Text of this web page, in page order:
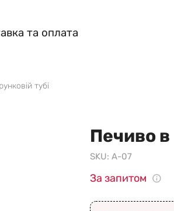
та оплата
тубі
Печиво в
SKU: А-07
За запитом